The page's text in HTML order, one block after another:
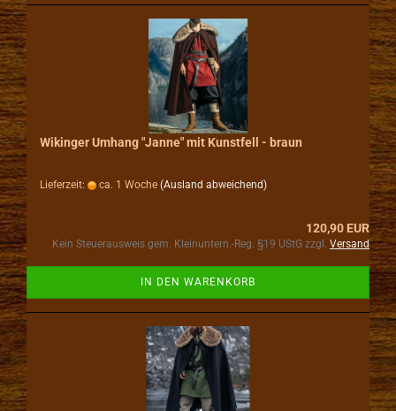
Wikinger Umhang "Janne" mit Kunstfell - braun
Lieferzeit: ca. 1 Woche (Ausland abweichend)
120,90 EUR
Kein Steuerausweis gem. Kleinuntern.-Reg. §19 UStG zzgl. Versand
IN DEN WARENKORB